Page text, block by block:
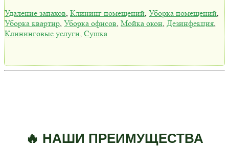
Удаление запахов, Клининг помещений, Уборка помещений,
Уборка квартир, Уборка офисов, Мойка окон, Дезинфекция,
Клининговые услуги, Сушка
🔥 НАШИ ПРЕИМУЩЕСТВА